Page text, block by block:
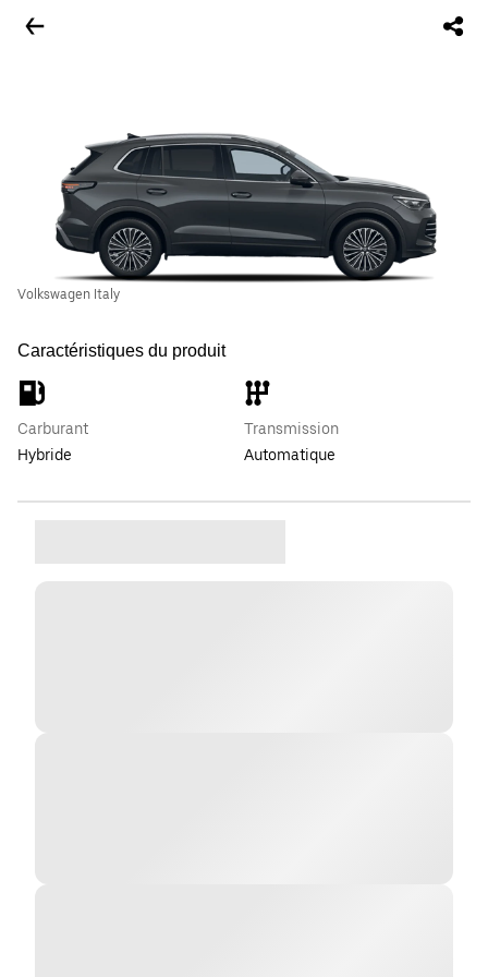
Volkswagen Italy
Caractéristiques du produit
Carburant
Hybride
Transmission
Automatique